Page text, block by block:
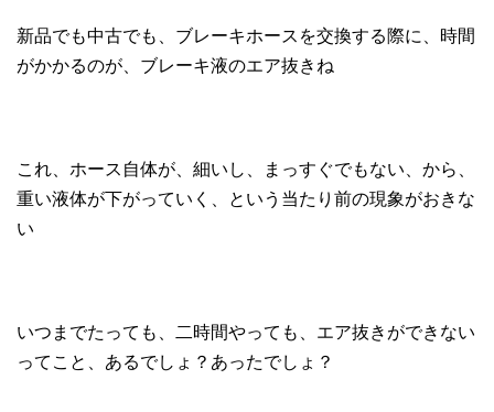
新品でも中古でも、ブレーキホースを交換する際に、時間
がかかるのが、ブレーキ液のエア抜きね
これ、ホース自体が、細いし、まっすぐでもない、から、
重い液体が下がっていく、という当たり前の現象がおきな
い
いつまでたっても、二時間やっても、エア抜きができない
ってこと、あるでしょ？あったでしょ？